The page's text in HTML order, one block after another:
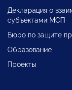
Декларация о
субъектами МСП
Бюро по защите
Образование
Проекты